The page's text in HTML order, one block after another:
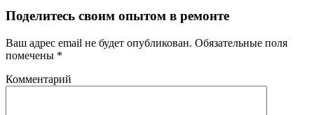
Поделитесь своим опытом в ремонте
Ваш адрес email не будет опубликован. Обязательные поля
помечены *
Комментарий